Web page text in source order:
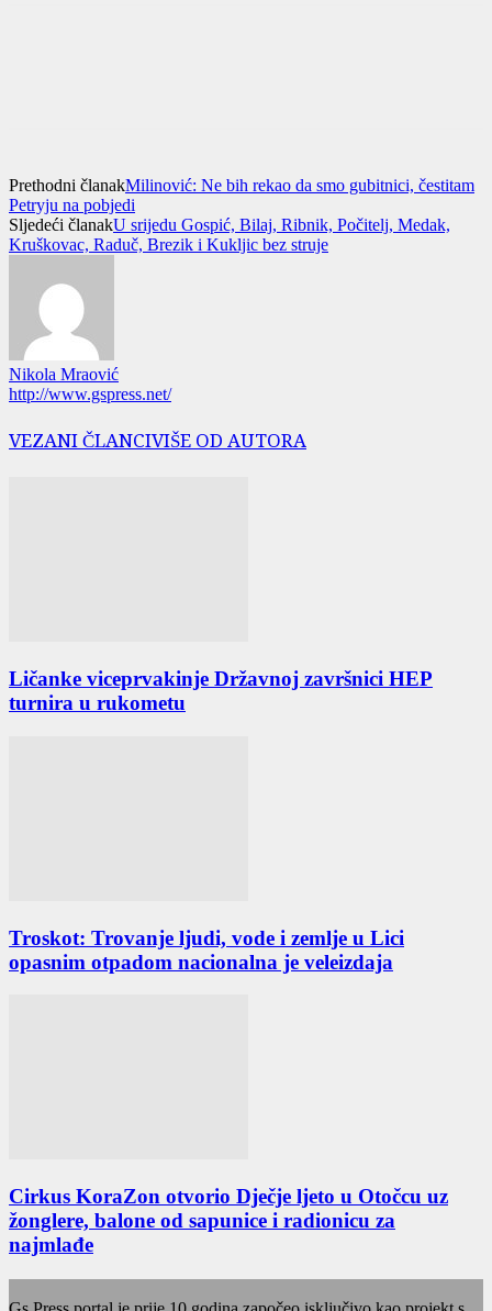
Prethodni članakMilinović: Ne bih rekao da smo gubitnici, čestitam
Petryju na pobjedi
Sljedeći članakU srijedu Gospić, Bilaj, Ribnik, Počitelj, Medak,
Kruškovac, Raduč, Brezik i Kukljic bez struje
Nikola Mraović
http://www.gspress.net/
VEZANI ČLANCIVIŠE OD AUTORA
Ličanke viceprvakinje Državnoj završnici HEP
turnira u rukometu
Troskot: Trovanje ljudi, vode i zemlje u Lici
opasnim otpadom nacionalna je veleizdaja
Cirkus KoraZon otvorio Dječje ljeto u Otočcu uz
žonglere, balone od sapunice i radionicu za
najmlađe